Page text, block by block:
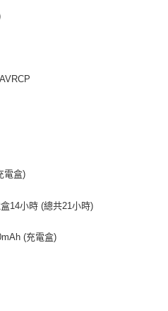
電盒)
14小時 (總共21小時)
(充電盒)